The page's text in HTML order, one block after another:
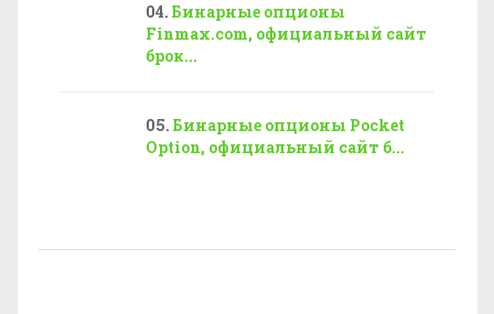
Бинарные опционы
Finmax.com, официальный сайт
брок...
Бинарные опционы Pocket
Option, официальный сайт б...